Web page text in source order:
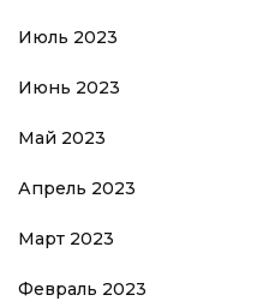
Июль 2023
Июнь 2023
Май 2023
Апрель 2023
Март 2023
Февраль 2023